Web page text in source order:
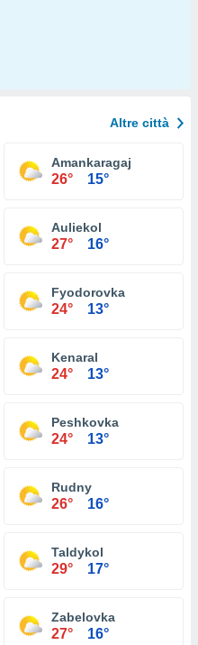
Altre città
Amankaragaj
26° 15°
Auliekol
27° 16°
Fyodorovka
24° 13°
Kenaral
24° 13°
Peshkovka
24° 13°
Rudny
26° 16°
Taldykol
29° 17°
Zabelovka
27° 16°